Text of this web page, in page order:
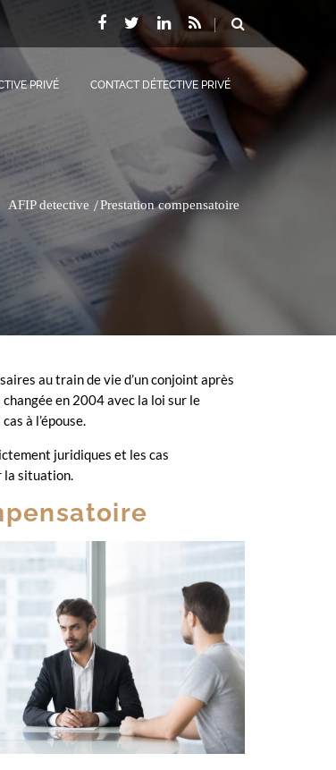
PRIVÉ CONTACT DÉTECTIVE PRIVÉ
AFIP detective Prestation compensatoire
au train de vie d’un conjoint après
en 2004 avec la loi sur le
à l’épouse.
juridiques et les cas
la situation.